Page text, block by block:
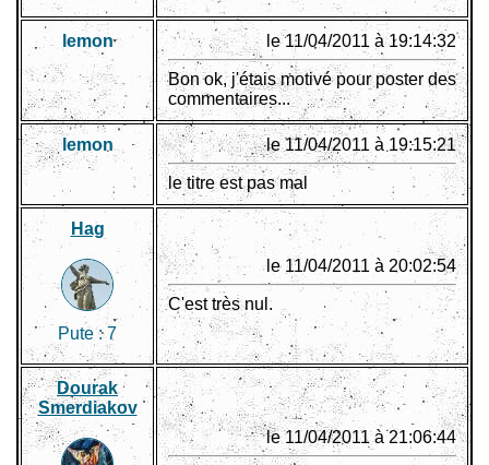
lemon le 11/04/2011 à 19:14:32
Bon ok, j'étais motivé pour poster des
commentaires...
lemon le 11/04/2011 à 19:15:21
le titre est pas mal
Hag
Pute :7
le 11/04/2011 à 20:02:54
C'est très nul.
Dourak
Smerdiakov
le 11/04/2011 à 21:06:44